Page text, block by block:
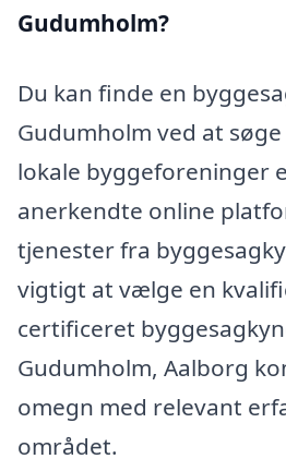
Gudumholm?
Du kan finde en
Gudumholm ved at
lokale byggeforeninger
anerkendte online
tjenester fra
vigtigt at vælge en
certificeret
Gudumholm, Aalborg
omegn med relevant
området.